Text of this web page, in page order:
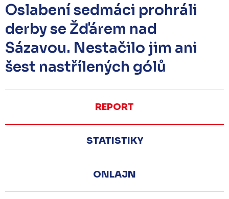
Oslabení sedmáci prohráli
derby se Žďárem nad
Sázavou. Nestačilo jim ani
šest nastřílených gólů
REPORT
STATISTIKY
ONLAJN